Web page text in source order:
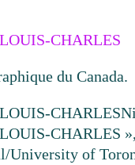
CHARLES
du Canada.
CHARLES
CHARLES
University of